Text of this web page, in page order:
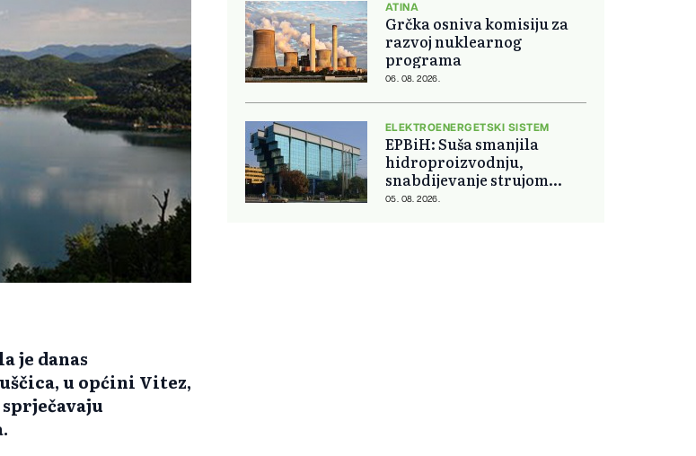
je danas
u općini Vitez,
ATINA
Grčka osniva komisiju za
razvoj nuklearnog
programa
06. 08. 2026.
ELEKTROENERGETSKI SISTEM
EPBiH: Suša smanjila
hidroproizvodnju,
snabdijevanje strujom
ostaje stabilno
05. 08. 2026.